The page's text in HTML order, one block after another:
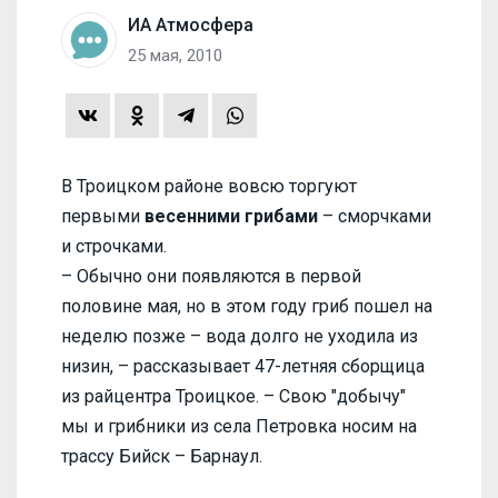
ИА Атмосфера
25 мая, 2010
В Троицком районе вовсю торгуют
первыми весенними грибами – сморчками
и строчками.
– Обычно они появляются в первой
половине мая, но в этом году гриб пошел на
неделю позже – вода долго не уходила из
низин, – рассказывает 47-летняя сборщица
из райцентра Троицкое. – Свою "добычу"
мы и грибники из села Петровка носим на
трассу Бийск – Барнаул.